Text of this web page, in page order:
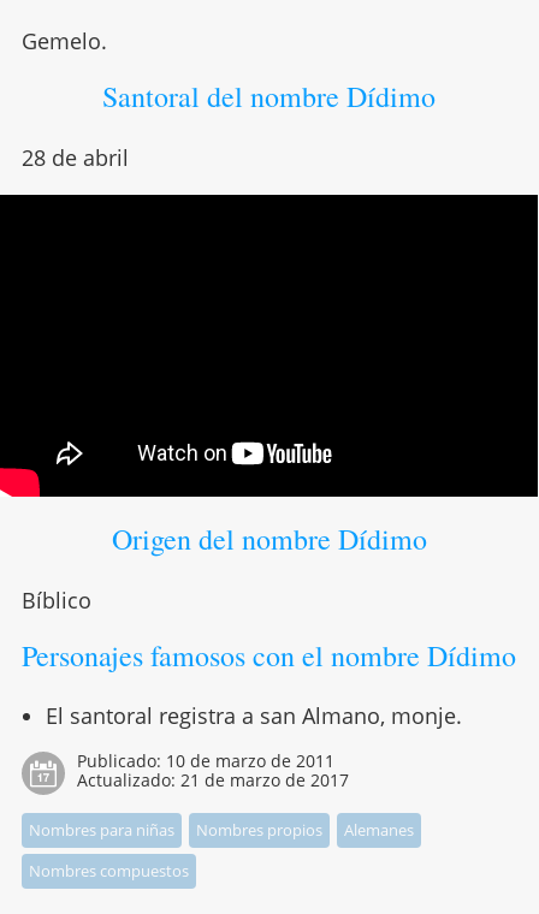
Gemelo.
Santoral del nombre Dídimo
28 de abril
Origen del nombre Dídimo
Bíblico
Personajes famosos con el nombre Dídimo
El santoral registra a san Almano, monje.
Publicado: 10 de marzo de 2011
Actualizado: 21 de marzo de 2017
Nombres para niñas Nombres propios
Alemanes
Nombres compuestos